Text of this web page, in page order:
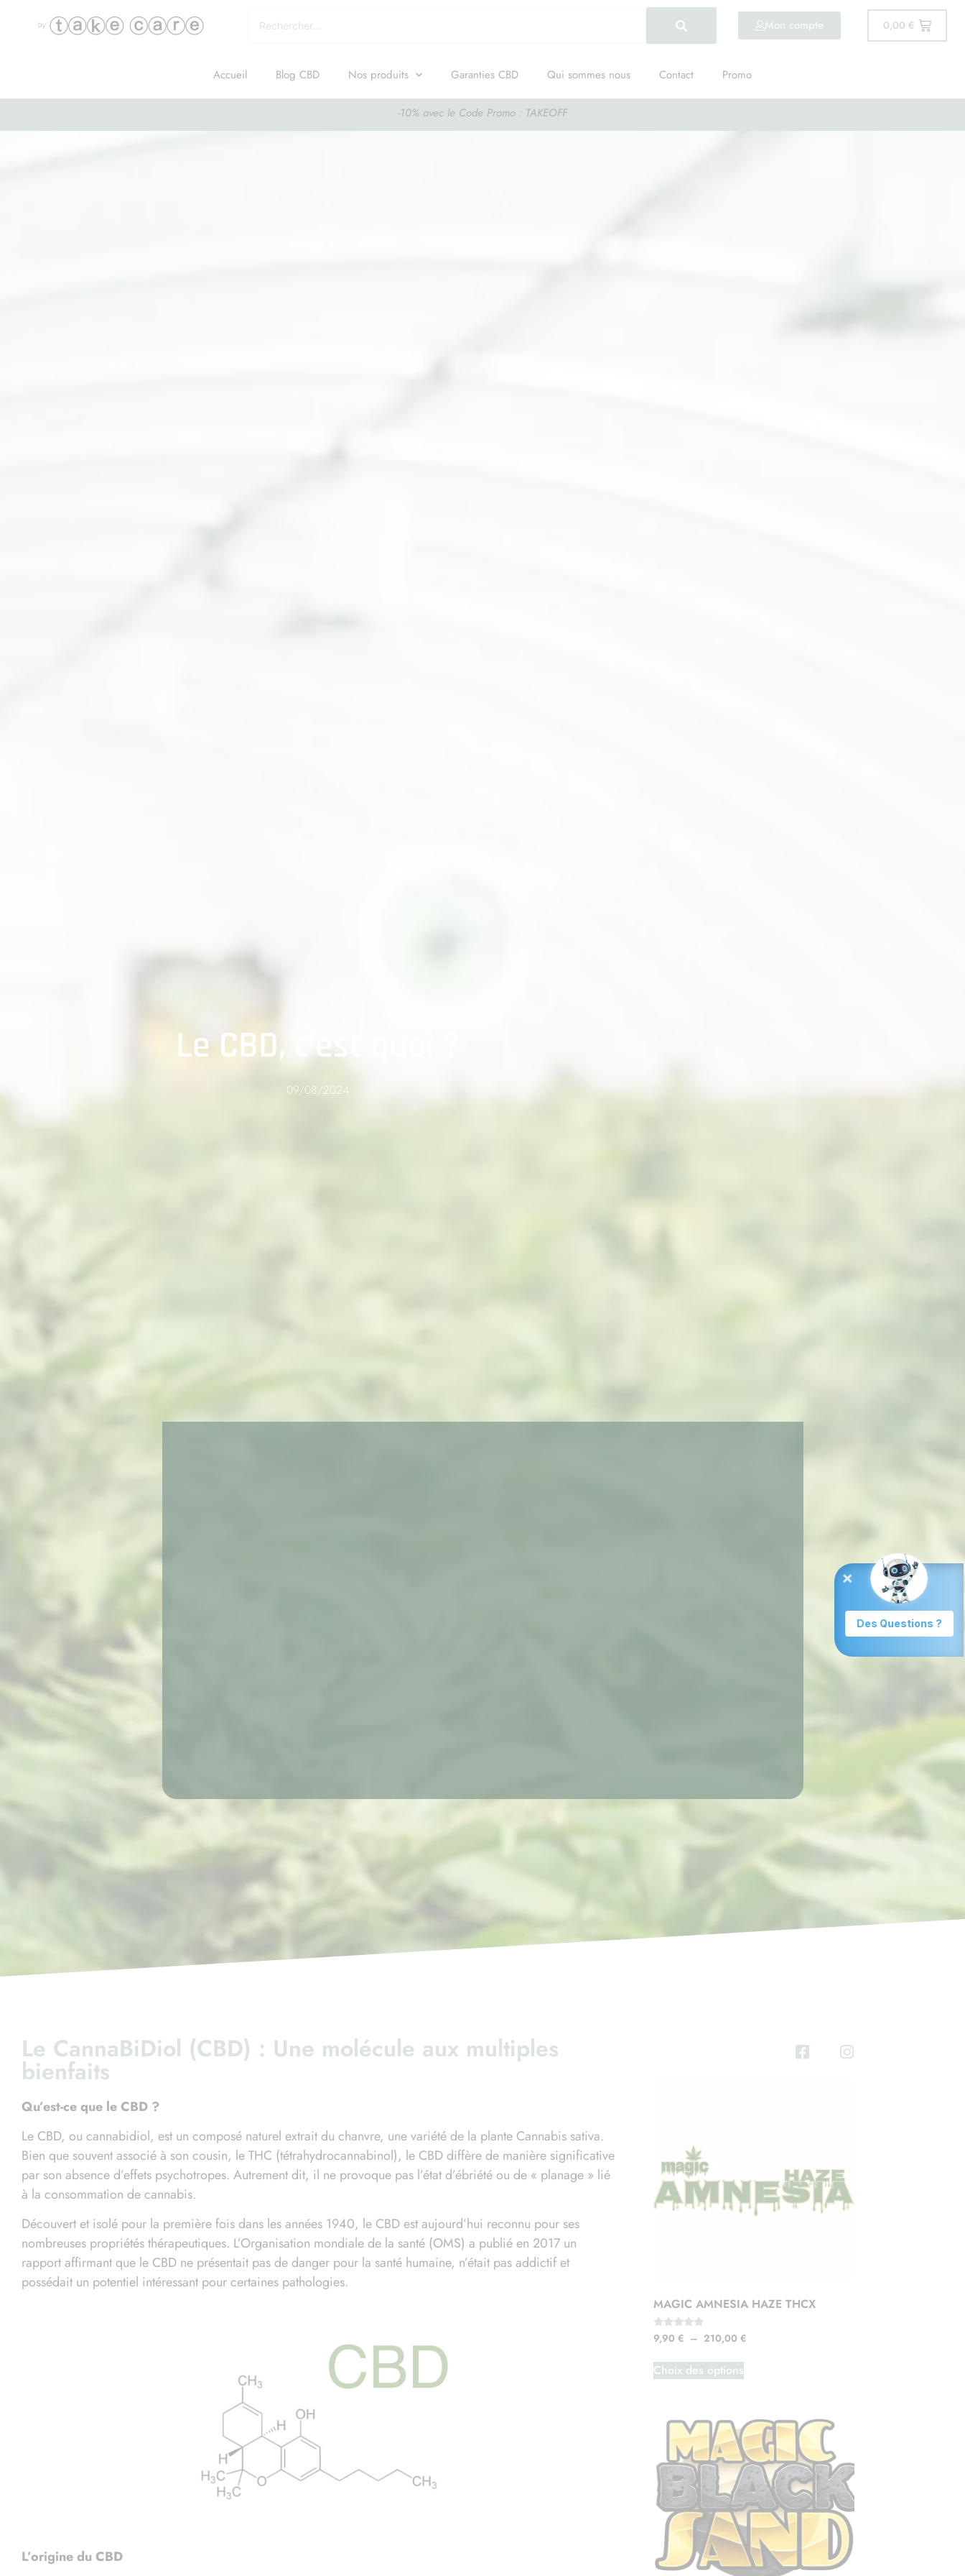
Mon compte 0,00 €
Accueil Blog CBD Nos produits Garanties CBD Qui sommes nous Contact Promo
-10% avec le Code Promo : TAKEOFF
Le CBD, c’est quoi ?
09/08/2024
Le CannaBiDiol (CBD) : Une molécule aux multiples
bienfaits
Qu’est-ce que le CBD ?
Le CBD, ou cannabidiol, est un composé naturel extrait du chanvre, une variété de la plante Cannabis sativa.
Bien que souvent associé à son cousin, le THC (tétrahydrocannabinol), le CBD diffère de manière significative
par son absence d’effets psychotropes. Autrement dit, il ne provoque pas l’état d’ébriété ou de « planage » lié
à la consommation de cannabis.
Découvert et isolé pour la première fois dans les années 1940, le CBD est aujourd’hui reconnu pour ses
nombreuses propriétés thérapeutiques. L’Organisation mondiale de la santé (OMS) a publié en 2017 un
rapport affirmant que le CBD ne présentait pas de danger pour la santé humaine, n’était pas addictif et
possédait un potentiel intéressant pour certaines pathologies.
L’origine du CBD
MAGIC AMNESIA HAZE THCX
Note
5.00
9,90 € – 210,00 €
Choix des options
CONGÉS D'ÉTÉ